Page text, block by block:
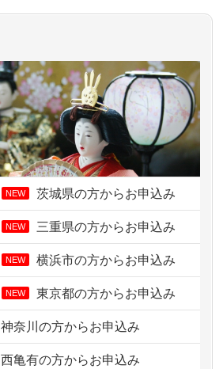
NEW 茨城県の方からお申込み
NEW 三重県の方からお申込み
NEW 横浜市の方からお申込み
NEW 東京都の方からお申込み
神奈川の方からお申込み
西亀有の方からお申込み